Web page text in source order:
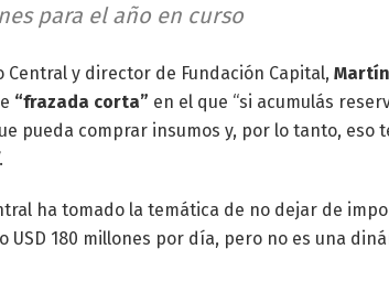
para el año en curso
y director de Fundación Capital,
“frazada corta” en el que “si acumulás
pueda comprar insumos y, por lo tanto, eso
ha tomado la temática de no dejar de
USD 180 millones por día, pero no es una